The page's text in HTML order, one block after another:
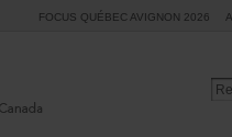
FOCUSQUÉBECAVIGNON2026